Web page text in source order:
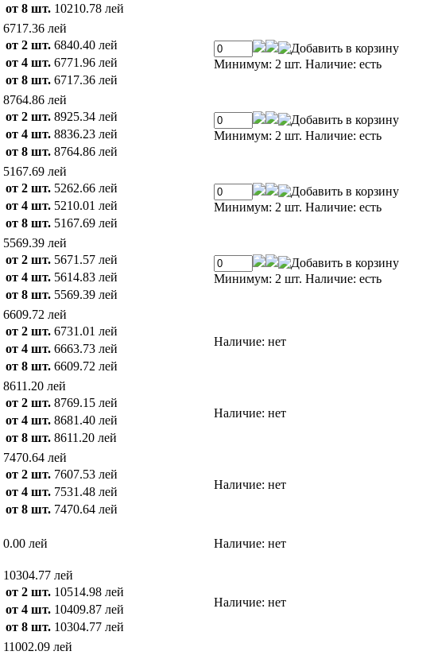
от 8 шт. 10210.78 лей
6717.36 лей
от 2 шт. 6840.40 лей
от 4 шт. 6771.96 лей
от 8 шт. 6717.36 лей
Минимум: 2 шт. Наличие: есть
8764.86 лей
от 2 шт. 8925.34 лей
от 4 шт. 8836.23 лей
от 8 шт. 8764.86 лей
Минимум: 2 шт. Наличие: есть
5167.69 лей
от 2 шт. 5262.66 лей
от 4 шт. 5210.01 лей
от 8 шт. 5167.69 лей
Минимум: 2 шт. Наличие: есть
5569.39 лей
от 2 шт. 5671.57 лей
от 4 шт. 5614.83 лей
от 8 шт. 5569.39 лей
Минимум: 2 шт. Наличие: есть
6609.72 лей
от 2 шт. 6731.01 лей
от 4 шт. 6663.73 лей
от 8 шт. 6609.72 лей
Наличие: нет
8611.20 лей
от 2 шт. 8769.15 лей
от 4 шт. 8681.40 лей
от 8 шт. 8611.20 лей
Наличие: нет
7470.64 лей
от 2 шт. 7607.53 лей
от 4 шт. 7531.48 лей
от 8 шт. 7470.64 лей
Наличие: нет
0.00 лей Наличие: нет
10304.77 лей
от 2 шт. 10514.98 лей
от 4 шт. 10409.87 лей
от 8 шт. 10304.77 лей
Наличие: нет
11002.09 лей